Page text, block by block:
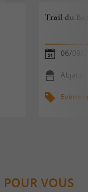
Trail du
06/09/
Abjat
POUR VOUS